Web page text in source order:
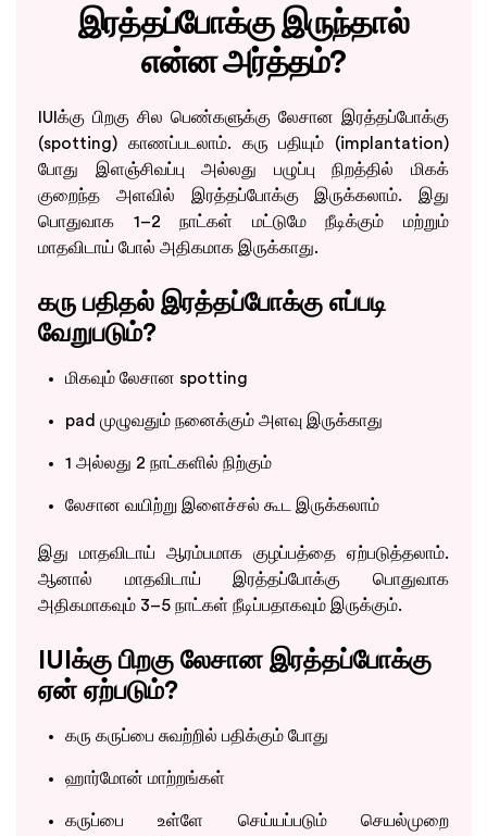
இரத்தப்போக்கு இருந்தால்
என்ன அர்த்தம்?
IUIக்கு பிறகு சில பெண்களுக்கு லேசான இரத்தப்போக்கு
(spotting) காணப்படலாம். கரு பதியும் (implantation)
போது இளஞ்சிவப்பு அல்லது பழுப்பு நிறத்தில் மிகக்
குறைந்த அளவில் இரத்தப்போக்கு இருக்கலாம். இது
பொதுவாக 1–2 நாட்கள் மட்டுமே நீடிக்கும் மற்றும்
மாதவிடாய் போல் அதிகமாக இருக்காது.
கரு பதிதல் இரத்தப்போக்கு எப்படி
வேறுபடும்?
மிகவும் லேசான spotting
pad முழுவதும் நனைக்கும் அளவு இருக்காது
1 அல்லது 2 நாட்களில் நிற்கும்
லேசான வயிற்று இளைச்சல் கூட இருக்கலாம்
இது மாதவிடாய் ஆரம்பமாக குழப்பத்தை ஏற்படுத்தலாம்.
ஆனால் மாதவிடாய் இரத்தப்போக்கு பொதுவாக
அதிகமாகவும் 3–5 நாட்கள் நீடிப்பதாகவும் இருக்கும்.
IUIக்கு பிறகு லேசான இரத்தப்போக்கு
ஏன் ஏற்படும்?
கரு கருப்பை சுவற்றில் பதிக்கும் போது
ஹார்மோன் மாற்றங்கள்
கருப்பை உள்ளே செய்யப்படும் செயல்முறை